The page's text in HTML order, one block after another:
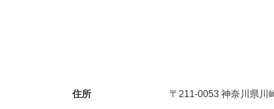
住所 〒211-0053 神奈川県川